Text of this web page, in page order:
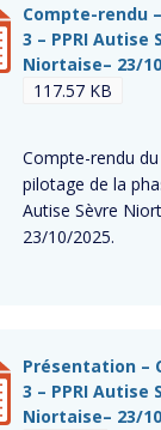
Compte-rendu
3 – PPRI Autise
Niortaise– 23/
117.57 KB
Compte-rendu
pilotage de la
Autise Sèvre
23/10/2025.
Présentation –
3 – PPRI Autise
Niortaise– 23/